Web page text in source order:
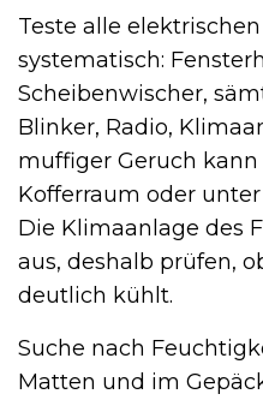
Teste alle
systematisch:
Scheibenwischer,
Blinker, Radio,
muffiger Geruch
Kofferraum oder
Die Klimaanlage des
aus, deshalb prüfen,
deutlich kühlt.
Suche nach
Matten und im